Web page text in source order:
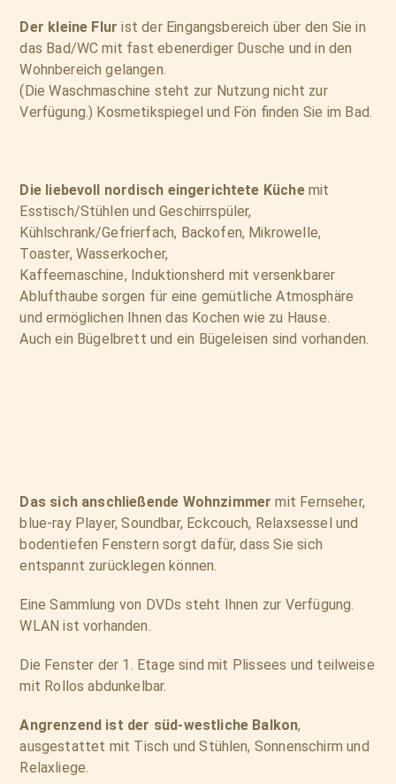
Der kleine Flur ist der Eingangsbereich über den Sie in
das Bad/WC mit fast ebenerdiger Dusche und in den
Wohnbereich gelangen.
(Die Waschmaschine steht zur Nutzung nicht zur
Verfügung.) Kosmetikspiegel und Fön finden Sie im Bad.
Die liebevoll nordisch eingerichtete Küchemit
Esstisch/Stühlen und Geschirrspüler,
Kühlschrank/Gefrierfach, Backofen, Mikrowelle,
Toaster, Wasserkocher,
Kaffeemaschine, Induktionsherd mit versenkbarer
Ablufthaube sorgen für eine gemütliche Atmosphäre
und ermöglichen Ihnen das Kochen wie zu Hause.
Auch ein Bügelbrett und ein Bügeleisen sind vorhanden.
Das sich anschließende Wohnzimmer mit Fernseher,
blue-ray Player, Soundbar, Eckcouch, Relaxsessel und
bodentiefen Fenstern sorgt dafür, dass Sie sich
entspannt zurücklegen können.
Eine Sammlung von DVDs steht Ihnen zur Verfügung.
WLAN ist vorhanden.
Die Fenster der 1. Etage sind mit Plissees und teilweise
mit Rollos abdunkelbar.
Angrenzend ist der süd-westliche Balkon,
ausgestattet mit Tisch und Stühlen, Sonnenschirm und
Relaxliege.